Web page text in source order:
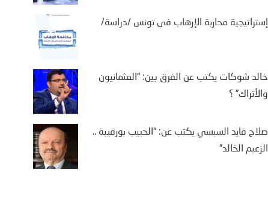
إستراتيجية محاربة الإرهاب في تونس /دراسة/
خالد شوكات يكتب عن الفرق بين: “العثمانيون
والأتراك” ؟
صلاح قايد السبسي يكتب عن: “الحبيب بورقيبة ..
الزعيم الخالد”